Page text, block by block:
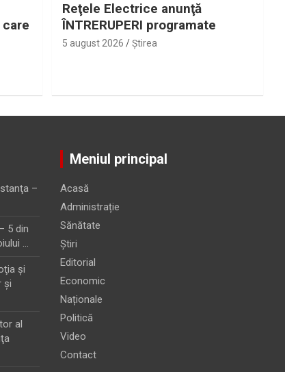
care
Reţele Electrice anunţă
ÎNTRERUPERI programate
5 august 2026 Ştirea
–
5 din
…
şi
şi
al
Meniul principal
Acasă
Administrație
Sănătate
Știri
Editorial
Economic
Naționale
Politică
Video
Contact